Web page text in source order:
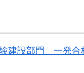
建設部門 一発合